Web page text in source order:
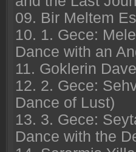
09. Bir Meltem
10. 1. Gece:
Dance with an
11. Goklerin
12. 2. Gece:
Dance of Lust)
13. 3. Gece:
Dance with the